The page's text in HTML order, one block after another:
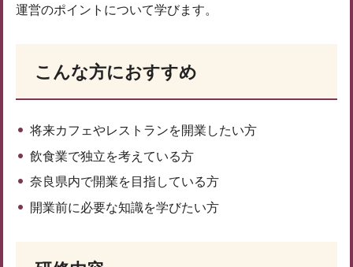
運営のポイントについて学びます。
こんな方におすすめ
将来カフェやレストランを開業したい方
飲食業で独立を考えている方
奈良県内で開業を目指している方
開業前に必要な知識を学びたい方